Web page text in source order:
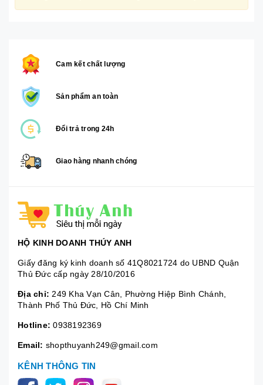
Cam kết chất lượng
Sản phẩm an toàn
Đổi trả trong 24h
Giao hàng nhanh chóng
HỘ KINH DOANH THÚY ANH
Giấy đăng ký kinh doanh số 41Q8021724 do UBND Quận
Thủ Đức cấp ngày 28/10/2016
Địa chỉ: 249 Kha Vạn Cân, Phường Hiệp Bình Chánh,
Thành Phố Thủ Đức, Hồ Chí Minh
Hotline: 0938192369
Email: shopthuyanh249@gmail.com
KÊNH THÔNG TIN